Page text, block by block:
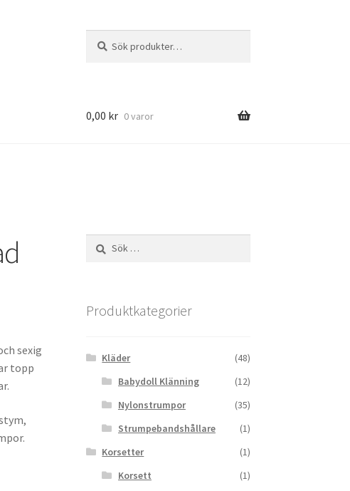
efter:
0,00 kr 0 varor
sexig
topp
Sök
efter:
Produktkategorier
Kläder
(48)
Babydoll Klänning
(12)
Nylonstrumpor
(35)
Strumpebandshållare
(1)
Korsetter
(1)
Korsett
(1)